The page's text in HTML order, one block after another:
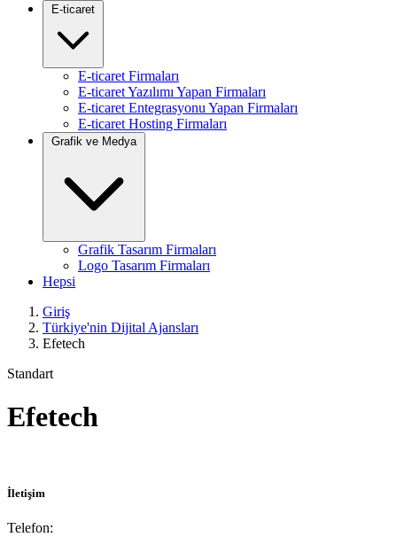
E-ticaret
E-ticaret Firmaları
E-ticaret Yazılımı Yapan Firmaları
E-ticaret Entegrasyonu Yapan Firmaları
E-ticaret Hosting Firmaları
Grafik ve Medya
Grafik Tasarım Firmaları
Logo Tasarım Firmaları
Hepsi
Giriş
Türkiye'nin Dijital Ajansları
Efetech
Standart
Efetech
İletişim
Telefon: